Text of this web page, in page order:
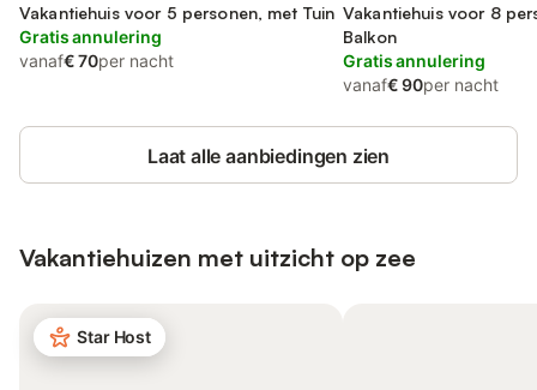
Vakantiehuis voor 5 personen, met Tuin
Gratis annulering
vanaf€ 70per nacht
Vakantiehuis voor 8
Balkon
Gratis annulering
vanaf€ 90per nacht
Laat alle aanbiedingen zien
Vakantiehuizen met uitzicht op zee
Star Host